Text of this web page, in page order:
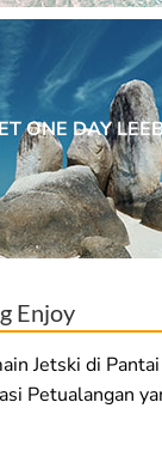
ONE DAY
Enjoy
Jetski di
Petualangan